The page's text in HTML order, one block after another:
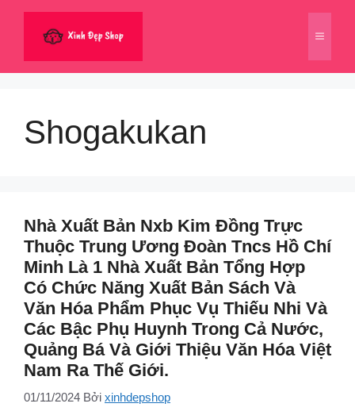
dung
Menu
Shogakukan
Nhà Xuất Bản Nxb Kim Đồng Trực
Thuộc Trung Ương Đoàn Tncs Hồ Chí
Minh Là 1 Nhà Xuất Bản Tổng Hợp
Có Chức Năng Xuất Bản Sách Và
Văn Hóa Phẩm Phục Vụ Thiếu Nhi Và
Các Bậc Phụ Huynh Trong Cả Nước,
Quảng Bá Và Giới Thiệu Văn Hóa Việt
Nam Ra Thế Giới.
01/11/2024 Bởi xinhdepshop